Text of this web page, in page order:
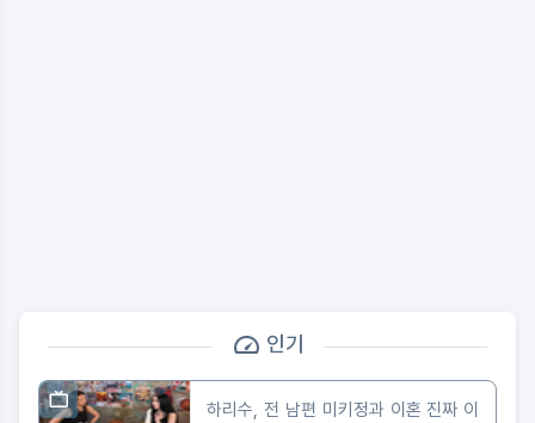
인기
하리수, 전 남편 미키정과 이혼 진짜 이